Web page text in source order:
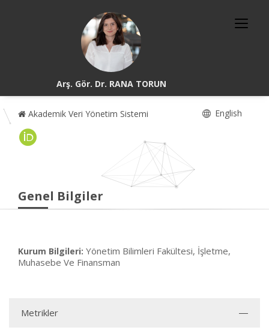
Arş. Gör. Dr. RANA TORUN
Akademik Veri Yönetim Sistemi English
Genel Bilgiler
Kurum Bilgileri: Yönetim Bilimleri Fakültesi, İşletme,
Muhasebe Ve Finansman
Metrikler